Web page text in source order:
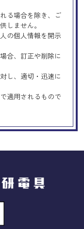
る場合を除き、ご
しません。
の個人情報を開示
合、訂正や削除に
し、適切・迅速に
適用されるもので
用につい
、またユーザビリ
スを使用し、当サ
析を行っておりま
がお客様のIPア
ますが、
定できるものでは